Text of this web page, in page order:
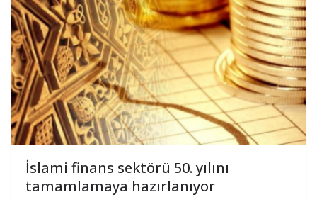
İslami finans sektörü 50. yılını
tamamlamaya hazırlanıyor